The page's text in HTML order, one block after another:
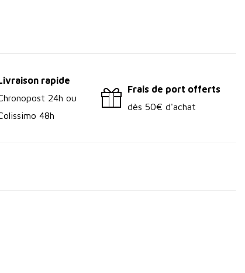
rapide
24h ou
48h
Frais de port offerts
dès 50€ d'achat